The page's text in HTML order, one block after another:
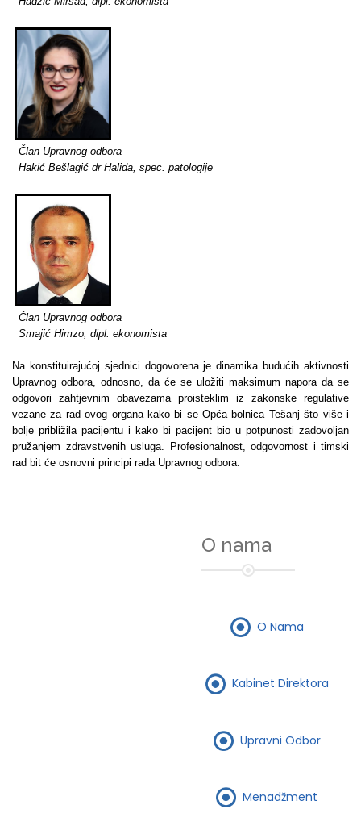
Član Upravnog odbora
Hakić Bešlagić dr Halida, spec. patologije
Član Upravnog odbora
Smajić Himzo, dipl. ekonomista
Na konstituirajućoj sjednici dogovorena je dinamika budućih aktivnosti
Upravnog odbora, odnosno, da će se uložiti maksimum napora da se
odgovori zahtjevnim obavezama proisteklim iz zakonske regulative
vezane za rad ovog organa kako bi se Opća bolnica Tešanj što više i
bolje približila pacijentu i kako bi pacijent bio u potpunosti zadovoljan
pružanjem zdravstvenih usluga. Profesionalnost, odgovornost i timski
rad bit će osnovni principi rada Upravnog odbora.
O nama
O Nama
Kabinet Direktora
Upravni Odbor
Menadžment